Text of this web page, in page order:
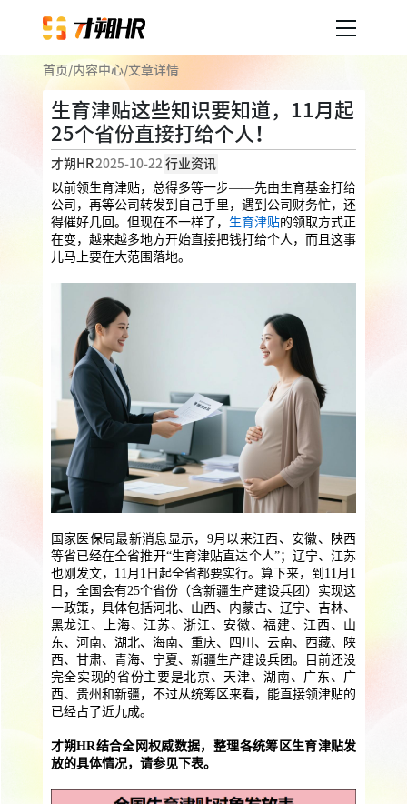
企业人事外包
用工外包
业务外包 岗位外包 灵活用工
员工福利
员工商保 员工培训
福利采购
法务咨询
提供一站式员工法务咨询
企业助残残保业务
企业公益助残 残保金规划
社保公积金缴纳 上海落户规划 海积分办理
数组营销创新业务
营销立减金 扫码营销红包 城市优惠券
服务案例
内容中心
关于才朔
联系我们
加入我们
服务优势
智能工具
首页/内容中心/文章详情
生育津贴这些知识要知道，11月起
25个省份直接打给个人！
才朔HR2025-10-22 行业资讯
以前领生育津贴，总得多等一步——先由生育基金打给
公司，再等公司转发到自己手里，遇到公司财务忙，还
得催好几回。但现在不一样了， 生育津贴的领取方式正
在变，越来越多地方开始直接把钱打给个人，而且这事
儿马上要在大范围落地。
国家医保局最新消息显示，9月以来江西、安徽、陕西
等省已经在全省推开“生育津贴直达个人”；辽宁、江苏
也刚发文，11月1日起全省都要实行。算下来，到11月1
日，全国会有25个省份（含新疆生产建设兵团）实现这
一政策，具体包括河北、山西、内蒙古、辽宁、吉林、
黑龙江、上海、江苏、浙江、安徽、福建、江西、山
东、河南、湖北、海南、重庆、四川、云南、西藏、陕
西、甘肃、青海、宁夏、新疆生产建设兵团。目前还没
完全实现的省份主要是北京、天津、湖南、广东、广
西、贵州和新疆，不过从统筹区来看，能直接领津贴的
已经占了近九成。
才朔HR结合全网权威数据，整理各统筹区生育津贴发
放的具体情况，请参见下表。